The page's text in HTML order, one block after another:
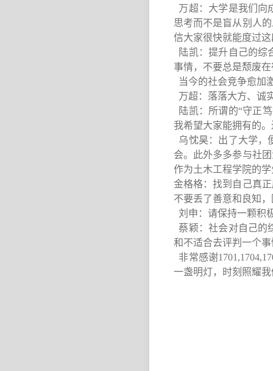
万超：大学是我们向
思考而不是盲从别人
信大家很快就能度过
陆凯：提升自己的综
事情，不要总是颓废
当今的社会竞争愈加
万超：落落大方、诚
陆凯：所谓的“守正
我希望大家能拥有的
乌忱昊：出了大学，
会。此外多多参与社
作为土木工程学院的
金格格：找到自己真
不要丢了善意和良知
刘申：请保持一颗积
蔡颖：社会对自己的
和不适合去评判一个
非常感谢
一盏明灯，时刻照耀